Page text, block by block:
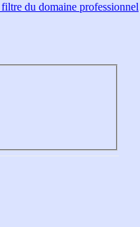
du domaine professionnel